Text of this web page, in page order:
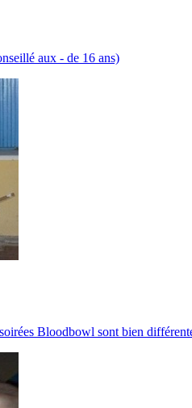
aux - de 16 ans)
Bloodbowl sont bien